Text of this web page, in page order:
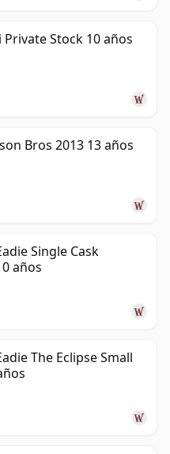
Private Stock 10 años
Bros 2013 13 años
Single Cask
años
The Eclipse Small